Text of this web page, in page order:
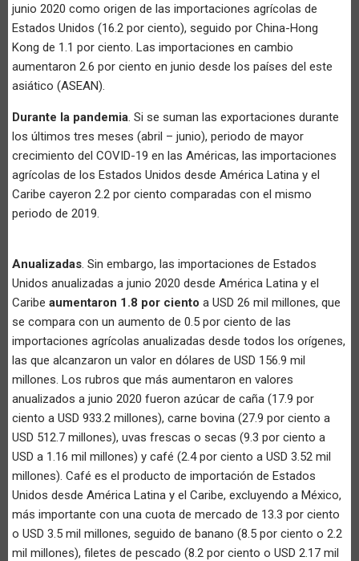
junio 2020 como origen de las importaciones agrícolas de
Estados Unidos (16.2 por ciento), seguido por China-Hong
Kong de 1.1 por ciento. Las importaciones en cambio
aumentaron 2.6 por ciento en junio desde los países del este
asiático (ASEAN).
Durante la pandemia. Si se suman las exportaciones durante
los últimos tres meses (abril – junio), periodo de mayor
crecimiento del COVID-19 en las Américas, las importaciones
agrícolas de los Estados Unidos desde América Latina y el
Caribe cayeron 2.2 por ciento comparadas con el mismo
periodo de 2019.
Anualizadas. Sin embargo, las importaciones de Estados
Unidos anualizadas a junio 2020 desde América Latina y el
Caribe aumentaron 1.8 por ciento a USD 26 mil millones, que
se compara con un aumento de 0.5 por ciento de las
importaciones agrícolas anualizadas desde todos los orígenes,
las que alcanzaron un valor en dólares de USD 156.9 mil
millones. Los rubros que más aumentaron en valores
anualizados a junio 2020 fueron azúcar de caña (17.9 por
ciento a USD 933.2 millones), carne bovina (27.9 por ciento a
USD 512.7 millones), uvas frescas o secas (9.3 por ciento a
USD a 1.16 mil millones) y café (2.4 por ciento a USD 3.52 mil
millones). Café es el producto de importación de Estados
Unidos desde América Latina y el Caribe, excluyendo a México,
más importante con una cuota de mercado de 13.3 por ciento
o USD 3.5 mil millones, seguido de banano (8.5 por ciento o 2.2
mil millones), filetes de pescado (8.2 por ciento o USD 2.17 mil